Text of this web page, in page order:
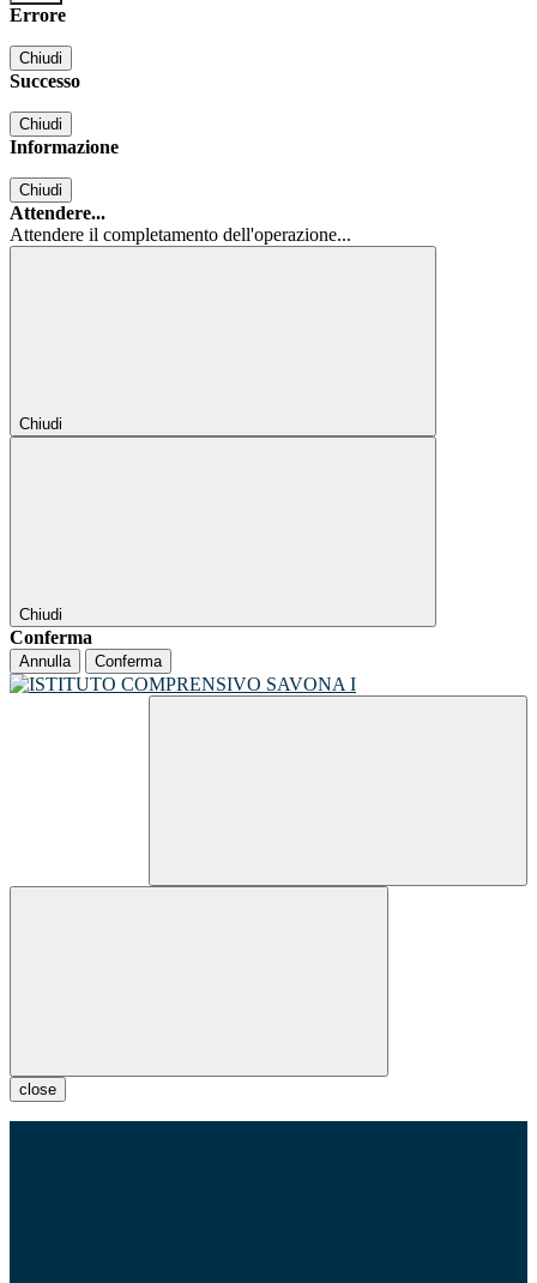
Errore
Chiudi
Successo
Chiudi
Informazione
Chiudi
Attendere...
Attendere il completamento dell'operazione...
Chiudi
Chiudi
Conferma
Annulla Conferma
close